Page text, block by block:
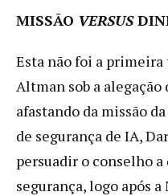
MISSÃO VERSUS
Esta não foi a
Altman sob a alegação
afastando da missão
de segurança de IA,
persuadir o conselho
segurança, logo após